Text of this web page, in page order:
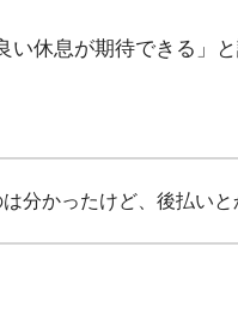
い休息が期待できる」
分かったけど、後払いと